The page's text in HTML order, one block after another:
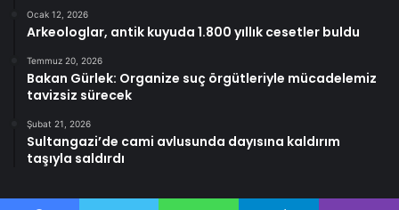
Ocak 12, 2026
Arkeologlar, antik kuyuda 1.800 yıllık cesetler buldu
Temmuz 20, 2026
Bakan Gürlek: Organize suç örgütleriyle mücadelemiz
tavizsiz sürecek
Şubat 21, 2026
Sultangazi’de cami avlusunda dayısına kaldırım
taşıyla saldırdı